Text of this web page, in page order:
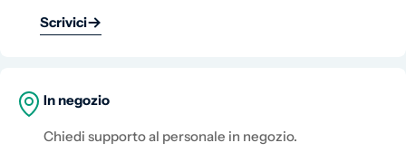
Scrivici
In negozio
Chiedi supporto al personale in negozio.